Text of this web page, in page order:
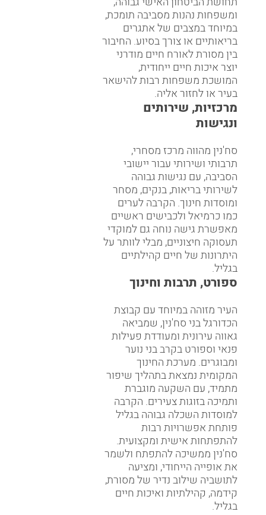
ומשפחות נהנות מסביבה תומכת,
במיוחד במצבים של אתגרים
בריאותיים או צורך בסיוע. החיבור
בין מסורת לאורח חיים מודרני
יוצר איכות חיים ייחודית,
המושכת משפחות רבות להישאר
בעיר או לחזור אליה.
מרכזיות, שירותים
ונגישות
סח'נין מהווה מרכז מסחרי,
תרבותי ושירותי עבור יישובי
הסביבה, עם נגישות גבוהה
לשירותי בריאות, בנקים, מסחר
ומוסדות חינוך. הקרבה לערים
כמו כרמיאל ולכבישים ראשיים
מאפשרת גישה נוחה גם למוקדי
תעסוקה חיצוניים, מבלי לוותר על
היתרונות של חיים קהילתיים
בגליל.
ספורט, תרבות וחינוך
העיר מזוהה במיוחד עם קבוצת
הכדורגל בני סח'נין, שמביאה
גאווה עירונית ומעודדת פעילות
פנאי וספורט בקרב בני נוער
ומבוגרים. מערכת החינוך
המקומית נמצאת בתהליך שיפור
מתמיד, עם השקעה מוגברת
ותמיכה בזוגות צעירים. הקרבה
למוסדות השכלה גבוהה בגליל
פותחת אפשרויות רבות
להתפתחות אישית ומקצועית.
סח'נין ממשיכה להתפתח ולשמר
את אופייה הייחודי, ומציעה
לתושביה שילוב נדיר של מסורת,
קידמה, קהילתיות ואיכות חיים
בגליל.